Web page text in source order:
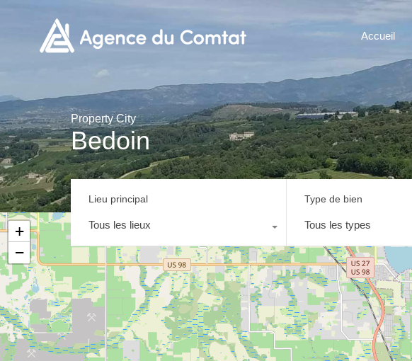
Accueil
Property City
Bedoin
Lieu principal
Tous les lieux
Type de bien
Tous les types
+
−